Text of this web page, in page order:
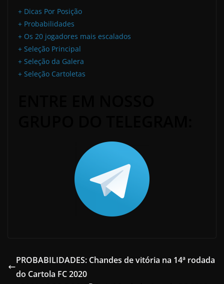
+ Dicas Por Posição
+ Probabilidades
+ Os 20 jogadores mais escalados
+ Seleção Principal
+ Seleção da Galera
+ Seleção Cartoletas
PROBABILIDADES: Chandes de vitória na 14ª rodada
do Cartola FC 2020